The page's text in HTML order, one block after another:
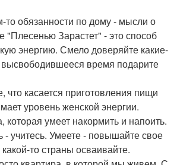
то обязанности по дому - мысли о
"Плесенью Зарастет" - это способ
энергию. Смело доверяйте какие-
высвободившееся время подарите
что касается приготовления пищи
уровень женской энергии.
умеет накормить и напоить.
- учитесь. Умеете - повышайте свое
то страны осваивайте.